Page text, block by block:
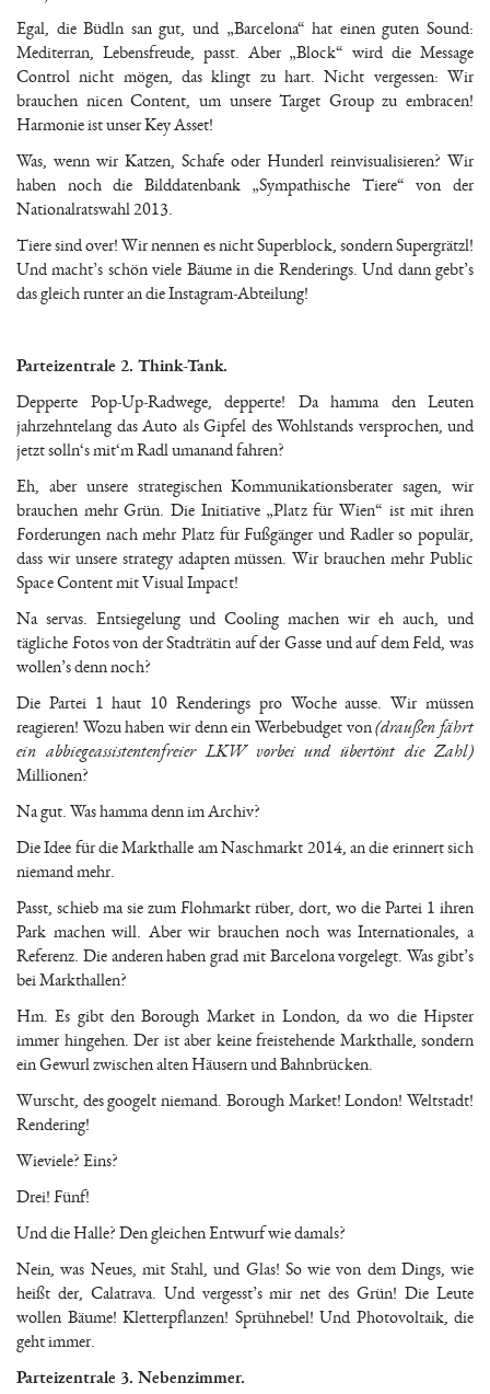
Egal, die Büdln san gut, und „Barcelona“ hat einen guten Sound:
Mediterran, Lebensfreude, passt. Aber „Block“ wird die Message
Control nicht mögen, das klingt zu hart. Nicht vergessen: Wir
brauchen nicen Content, um unsere Target Group zu embracen!
Harmonie ist unser Key Asset!
Was, wenn wir Katzen, Schafe oder Hunderl reinvisualisieren? Wir
haben noch die Bilddatenbank „Sympathische Tiere“ von der
Nationalratswahl 2013.
Tiere sind over! Wir nennen es nicht Superblock, sondern Supergrätzl!
Und macht’s schön viele Bäume in die Renderings. Und dann gebt’s
das gleich runter an die Instagram-Abteilung!
Parteizentrale 2. Think-Tank.
Depperte Pop-Up-Radwege, depperte! Da hamma den Leuten
jahrzehntelang das Auto als Gipfel des Wohlstands versprochen, und
jetzt solln‘s mit‘m Radl umanand fahren?
Eh, aber unsere strategischen Kommunikationsberater sagen, wir
brauchen mehr Grün. Die Initiative „Platz für Wien“ ist mit ihren
Forderungen nach mehr Platz für Fußgänger und Radler so populär,
dass wir unsere strategy adapten müssen. Wir brauchen mehr Public
Space Content mit Visual Impact!
Na servas. Entsiegelung und Cooling machen wir eh auch, und
tägliche Fotos von der Stadträtin auf der Gasse und auf dem Feld, was
wollen’s denn noch?
Die Partei 1 haut 10 Renderings pro Woche ausse. Wir müssen
reagieren! Wozu haben wir denn ein Werbebudget von(draußen fährt
ein abbiegeassistentenfreier LKW vorbei und übertönt die Zahl)
Millionen?
Na gut. Was hamma denn im Archiv?
Die Idee für die Markthalle am Naschmarkt 2014, an die erinnert sich
niemand mehr.
Passt, schieb ma sie zum Flohmarkt rüber, dort, wo die Partei 1 ihren
Park machen will. Aber wir brauchen noch was Internationales, a
Referenz. Die anderen haben grad mit Barcelona vorgelegt. Was gibt’s
bei Markthallen?
Hm. Es gibt den Borough Market in London, da wo die Hipster
immer hingehen. Der ist aber keine freistehende Markthalle, sondern
ein Gewurl zwischen alten Häusern und Bahnbrücken.
Wurscht, des googelt niemand. Borough Market! London! Weltstadt!
Rendering!
Wieviele? Eins?
Drei! Fünf!
Und die Halle? Den gleichen Entwurf wie damals?
Nein, was Neues, mit Stahl, und Glas! So wie von dem Dings, wie
heißt der, Calatrava. Und vergesst’s mir net des Grün! Die Leute
wollen Bäume! Kletterpflanzen! Sprühnebel! Und Photovoltaik, die
geht immer.
Parteizentrale 3. Nebenzimmer.